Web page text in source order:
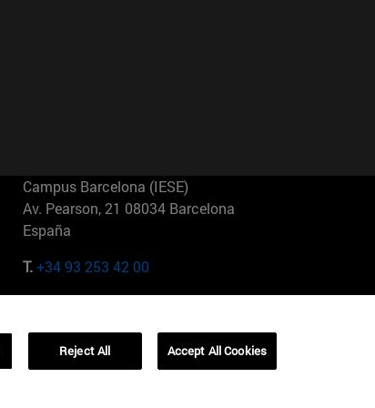
Campus Barcelona (IESE)
Av. Pearson, 21 08034 Barcelona
España
T.+34 93 253 42 00
01321001 Bela Vista Brasil
Reject All Accept All Cookies